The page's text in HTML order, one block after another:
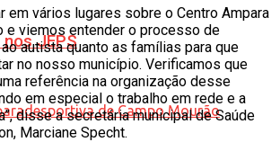
JEPS
em vários lugares sobre o Centro Ampara
e viemos entender o processo de
autista quanto as famílias para que
no nosso município. Verificamos que
referência na organização desse
em especial o trabalho em rede e a
disse a secretária municipal de Saúde
Marciane Specht.